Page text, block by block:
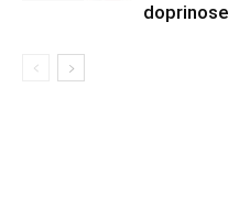
doprinose